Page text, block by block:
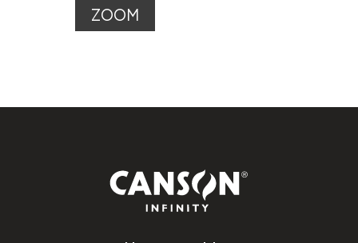
ZOOM